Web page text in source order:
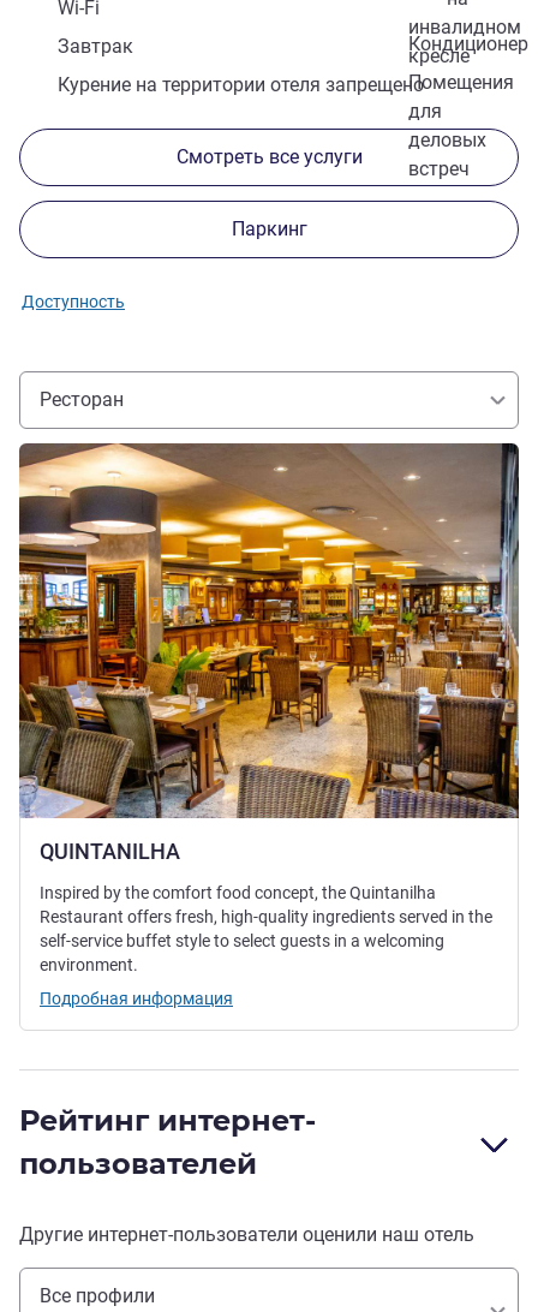
инвалидном
кресле
Wi-Fi
Кондиционер
Завтрак
Помещения
для
деловых
встреч
Курение на территории отеля запрещено
Смотреть все услуги
Паркинг
Доступность
Ресторан
QUINTANILHA
Подробная информация
Inspired by the comfort food concept, the Quintanilha
Restaurant offers fresh, high-quality ingredients served in the
self-service buffet style to select guests in a welcoming
environment.
Подробная информация
Рейтинг интернет-
пользователей
Другие интернет-пользователи оценили наш отель
Все профили